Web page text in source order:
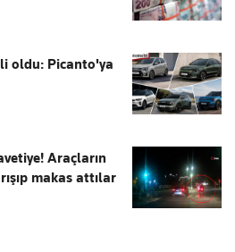
oldu: Picanto'ya
Araçların
makas attılar